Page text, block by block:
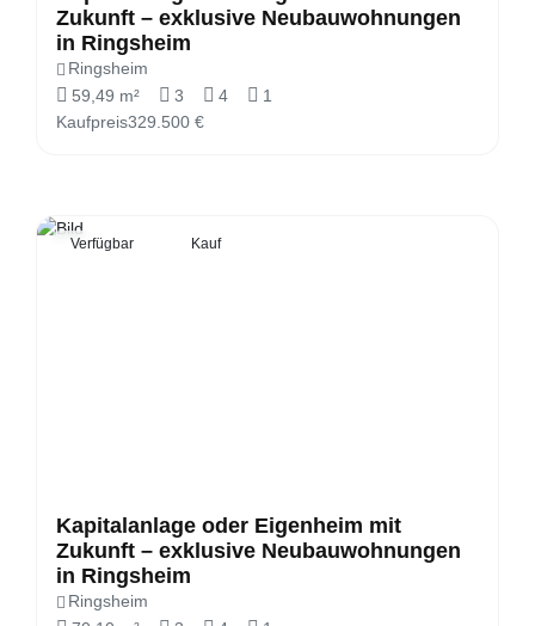
Zukunft – exklusive Neubauwohnungen
in Ringsheim
Ringsheim
59,49 m²
3 4
1
Kaufpreis329.500 €
Verfügbar Kauf
Kapitalanlage oder Eigenheim mit
Zukunft – exklusive Neubauwohnungen
in Ringsheim
Ringsheim